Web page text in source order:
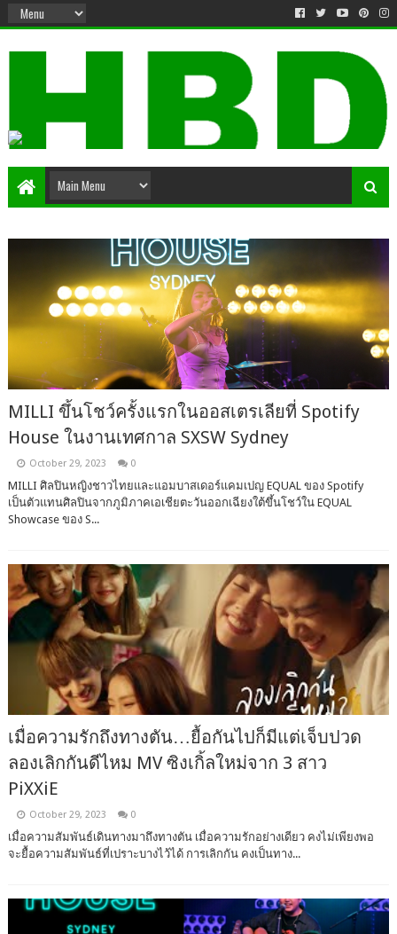
MILLI ขึ้นโชว์ครั้งแรกในออสเตรเลียที่ Spotify
House ในงานเทศกาล SXSW Sydney
October 29, 2023 0
MILLI ศิลปินหญิงชาวไทยและแอมบาสเดอร์แคมเปญ EQUAL ของ Spotify
เป็นตัวแทนศิลปินจากภูมิภาคเอเชียตะวันออกเฉียงใต้ขึ้นโชว์ใน EQUAL
Showcase ของ S...
เมื่อความรักถึงทางตัน…ยื้อกันไปก็มีแต่เจ็บปวด
ลองเลิกกันดีไหม MV ซิงเกิ้ลใหม่จาก 3 สาว
PiXXiE
October 29, 2023 0
เมื่อความสัมพันธ์เดินทางมาถึงทางตัน เมื่อความรักอย่างเดียว คงไม่เพียงพอ
จะยื้อความสัมพันธ์ที่เปราะบางไว้ได้ การเลิกกัน คงเป็นทาง...